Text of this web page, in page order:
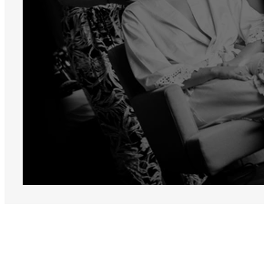
Hochzeit in der